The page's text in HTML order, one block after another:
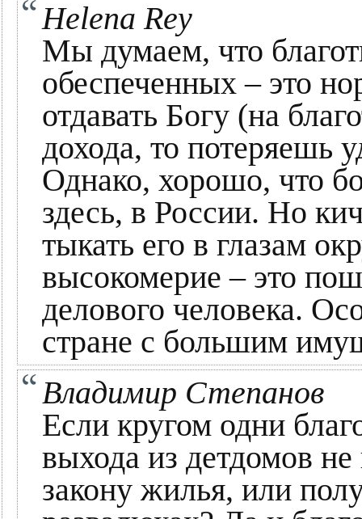
Helena Rey
Мы думаем, что
обеспеченных – это
отдавать Богу (на
дохода, то потеряешь
Однако, хорошо, что
здесь, в России. Но
тыкать его в глазам
высокомерие – это
делового человека.
стране с большим
Владимир Степанов
Если кругом одни
выхода из детдомов
закону жилья, или